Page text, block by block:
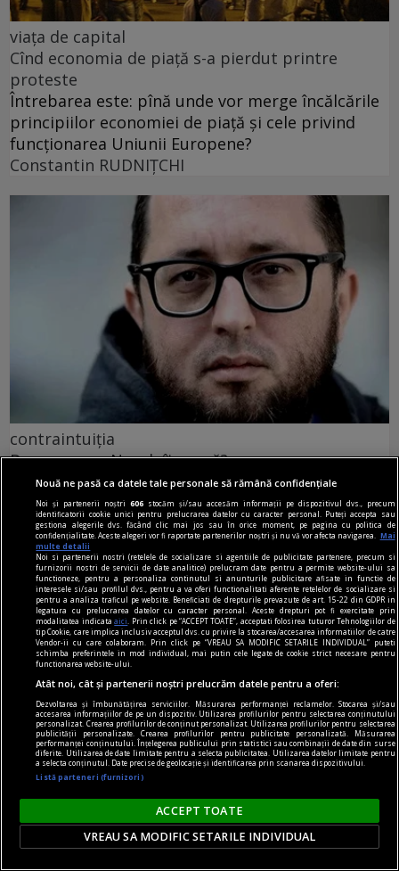
viața de capital
Cînd economia de piață s-a pierdut printre
proteste
Întrebarea este: pînă unde vor merge încălcările
principiilor economiei de piață și cele privind
funcționarea Uniunii Europene?
Constantin RUDNIŢCHI
contraintuiția
De ce n-avea Navalnîi șapcă?
Dar trebuie să îi dăm societății ruse credit că
măcar a încercat. Sacrificiul lui Navalnîi e dovada.
Teodor TIŢĂ
la răscruce de gînduri
Succesiunea
Nici Europa nu stă grozav înaintea unor alegeri
Nouă ne pasă ca datele tale personale să rămână confidențiale
Noi și partenerii noștri606 stocăm și/sau accesăm informații pe dispozitivul dvs., precum
identificatorii cookie unici pentru prelucrarea datelor cu caracter personal. Puteți accepta sau
gestiona alegerile dvs. făcând clic mai jos sau în orice moment, pe pagina cu politica de
confidențialitate. Aceste alegeri vor fi raportate partenerilor noștri și nu vă vor afecta navigarea.
Mai
multe detalii
Noi si partenerii nostri (retelele de socializare si agentiile de publicitate partenere, precum si
furnizorii nostri de servicii de date analitice) prelucram date pentru a permite website-ului sa
functioneze, pentru a personaliza continutul si anunturile publicitare afisate in functie de
interesele si/sau profilul dvs., pentru a va oferi functionalitati aferente retelelor de socializare si
pentru a analiza traficul pe website. Beneficiati de drepturile prevazute de art. 15-22 din GDPR in
legatura cu prelucrarea datelor cu caracter personal. Aceste drepturi pot fi exercitate prin
modalitatea indicataaici
. Prin click pe “ACCEPT TOATE”, acceptati folosirea tuturor Tehnologiilor de
tip Cookie, care implica inclusiv acceptul dvs. cu privire la stocarea/accesarea informatiilor de catre
Vendor-ii cu care colaboram. Prin click pe “VREAU SA MODIFIC SETARILE INDIVIDUAL” puteti
schimba preferintele in mod individual, mai putin cele legate de cookie strict necesare pentru
functionarea website-ului.
Atât noi, cât și partenerii noștri prelucrăm datele pentru a oferi:
Dezvoltarea și îmbunătățirea serviciilor. Măsurarea performanței reclamelor. Stocarea și/sau
accesarea informațiilor de pe un dispozitiv. Utilizarea profilurilor pentru selectarea conținutului
personalizat. Crearea profilurilor de conținut personalizat. Utilizarea profilurilor pentru selectarea
publicității personalizate. Crearea profilurilor pentru publicitate personalizată. Măsurarea
performanței conținutului. Înțelegerea publicului prin statistici sau combinații de date din surse
diferite. Utilizarea de date limitate pentru a selecta publicitatea. Utilizarea datelor limitate pentru
a selecta conținutul. Date precise de geolocație și identificarea prin scanarea dispozitivului.
Listă parteneri (furnizori)
ACCEPT TOATE
VREAU SA MODIFIC SETARILE INDIVIDUAL